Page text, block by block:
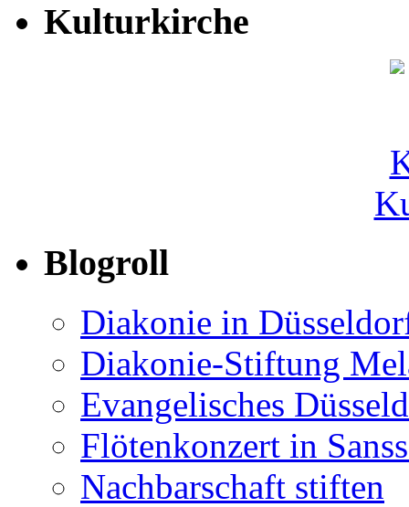
Kulturkirche
Blogroll
Diakonie in
Diakonie-Stiftung
Evangelisches
Flötenkonzert in
Nachbarschaft stiften